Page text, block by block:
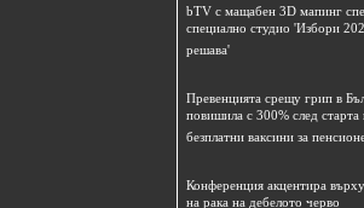
bTV с мащабен 3D мапинг
специално студио 'Избори
решава'
Превенцията срещу грип в
повишила с 300% след
безплатни ваксини за
Конференция акцентира